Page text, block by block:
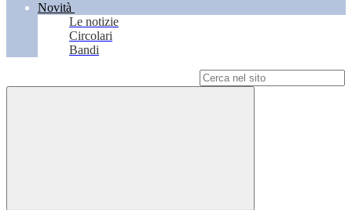
Novità
Le notizie
Circolari
Bandi